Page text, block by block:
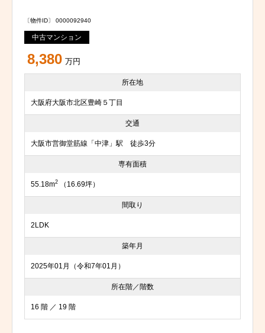
〔物件ID〕 0000092940
中古マンション
8,380 万円
所在地
大阪府大阪市北区豊崎５丁目
交通
大阪市営御堂筋線「中津」駅 徒歩3分
専有面積
55.18m2 （16.69坪）
間取り
2LDK
築年月
2025年01月（令和7年01月）
所在階／階数
16 階 ／ 19 階